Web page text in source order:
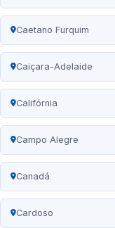
Caetano Furquim
Caiçara-Adelaide
Califórnia
Campo Alegre
Canadá
Cardoso